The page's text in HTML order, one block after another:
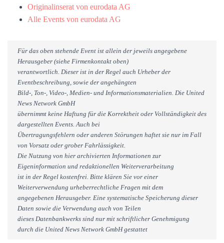
Originalinserat von eurodata AG
Alle Events von eurodata AG
Für das oben stehende Event ist allein der jeweils angegebene
Herausgeber (siehe Firmenkontakt oben)
verantwortlich. Dieser ist in der Regel auch Urheber der
Eventbeschreibung, sowie der angehängten
Bild-, Ton-, Video-, Medien- und Informationsmaterialien. Die United
News Network GmbH
übernimmt keine Haftung für die Korrektheit oder Vollständigkeit des
dargestellten Events. Auch bei
Übertragungsfehlern oder anderen Störungen haftet sie nur im Fall
von Vorsatz oder grober Fahrlässigkeit.
Die Nutzung von hier archivierten Informationen zur
Eigeninformation und redaktionellen Weiterverarbeitung
ist in der Regel kostenfrei. Bitte klären Sie vor einer
Weiterverwendung urheberrechtliche Fragen mit dem
angegebenen Herausgeber. Eine systematische Speicherung dieser
Daten sowie die Verwendung auch von Teilen
dieses Datenbankwerks sind nur mit schriftlicher Genehmigung
durch die United News Network GmbH gestattet